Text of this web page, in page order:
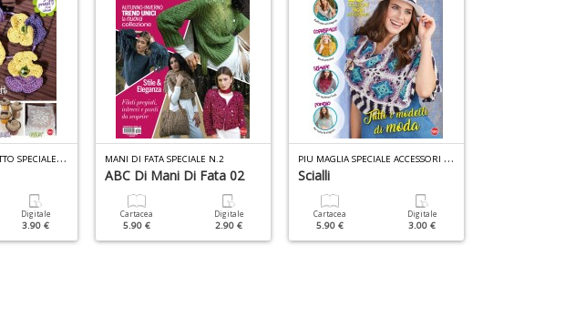
M
OTIVI ALL UNCINETTO SPECIALE N.4
Digitale
3.90 €
MANI DI FATA SPECIALE N.2
ABC Di Mani Di Fata 02
Cartacea
5.90 €
Digitale
2.90 €
P
IU MAGLIA SPECIALE ACCESSORI N.3
Scialli
Cartacea
5.90 €
Digitale
3.00 €